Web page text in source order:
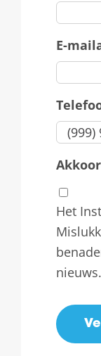
E-
Het
nieuws.